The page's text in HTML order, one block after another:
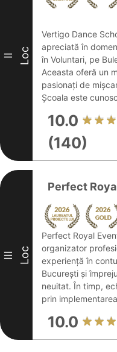
II Loc
Vertigo Dance
apreciată în
în Voluntari, pe
Aceasta oferă un
pasionați de
Școala este
10.0
(140)
III Loc
Perfect
Perfect Royal
organizator
experiență în
București și
neuitat. În timp,
prin
10.0